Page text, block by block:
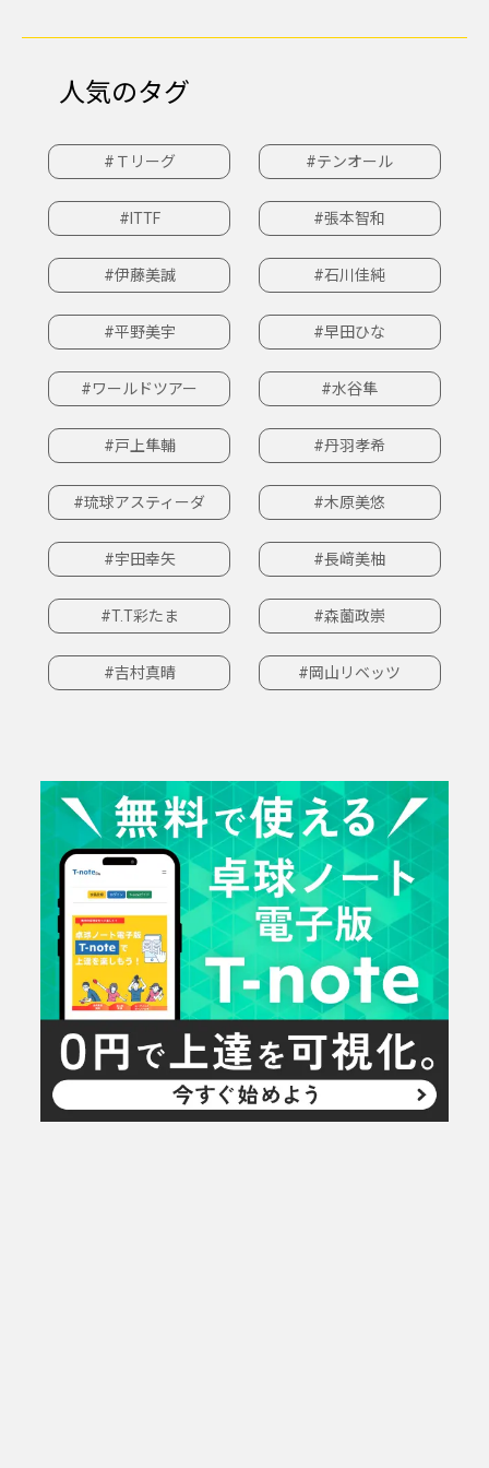
人気のタグ
#Ｔリーグ #テンオール
#ITTF #張本智和
#伊藤美誠 #石川佳純
#平野美宇 #早田ひな
#ワールドツアー #水谷隼
#戸上隼輔 #丹羽孝希
#琉球アスティーダ #木原美悠
#宇田幸矢 #長﨑美柚
#T.T彩たま #森薗政崇
#吉村真晴 #岡山リベッツ